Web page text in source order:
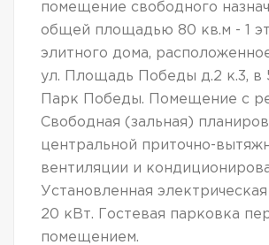
помещение свободного
общей площадью 80 кв.м - 1
элитного дома,
ул. Площадь Победы д.2 к.3, в
Парк Победы. Помещение с
Свободная (зальная)
центральной приточно-
вентиляции и
Установленная
20 кВт. Гостевая парковка
помещением.